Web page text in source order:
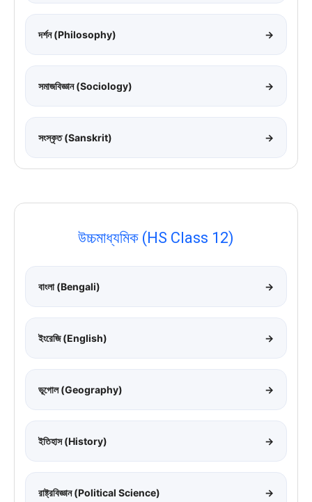
দর্শন (Philosophy) →
সমাজবিজ্ঞান (Sociology) →
সংস্কৃত (Sanskrit) →
উচ্চমাধ্যমিক (HS Class 12)
বাংলা (Bengali) →
ইংরেজি (English) →
ভূগোল (Geography) →
ইতিহাস (History) →
রাষ্ট্রবিজ্ঞান (Political Science) →